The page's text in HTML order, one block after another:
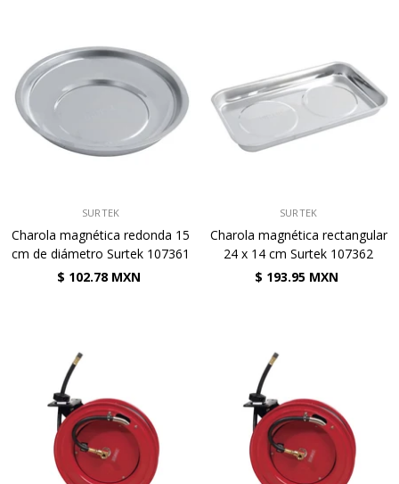
SURTEK
Charola magnética redonda 15
cm de diámetro Surtek 107361
$ 102.78 MXN
SURTEK
Charola magnética rectangular
24 x 14 cm Surtek 107362
$ 193.95 MXN